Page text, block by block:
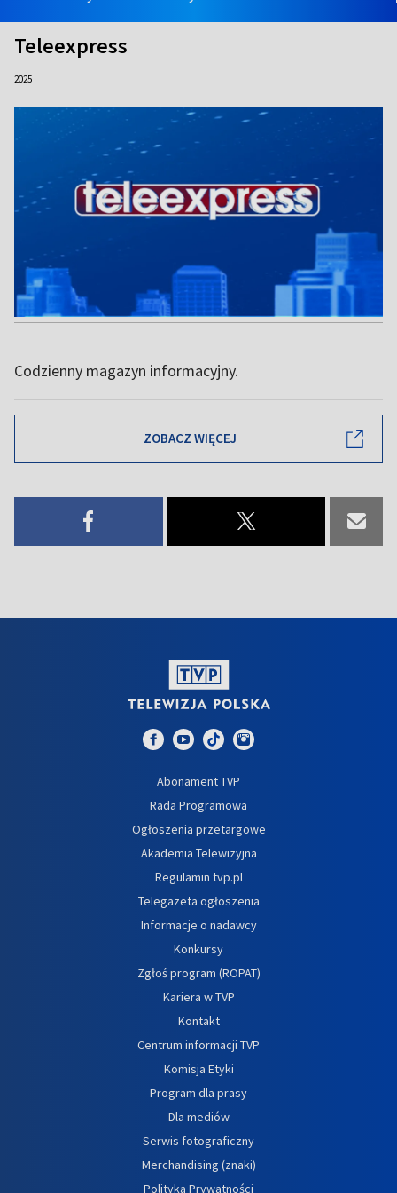
Teleexpress
2025
Codzienny magazyn informacyjny.
ZOBACZ WIĘCEJ
Abonament TVP
Rada Programowa
Ogłoszenia przetargowe
Akademia Telewizyjna
Regulamin tvp.pl
Telegazeta ogłoszenia
Informacje o nadawcy
Konkursy
Zgłoś program (ROPAT)
Kariera w TVP
Kontakt
Centrum informacji TVP
Komisja Etyki
Program dla prasy
Dla mediów
Serwis fotograficzny
Merchandising (znaki)
Polityka Prywatności